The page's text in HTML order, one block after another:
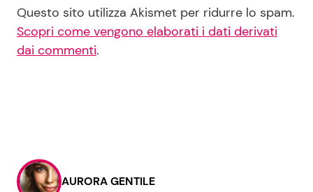
Questo sito utilizza Akismet per ridurre lo spam.
Scopri come vengono elaborati i dati derivati
dai commenti.
AURORA GENTILE